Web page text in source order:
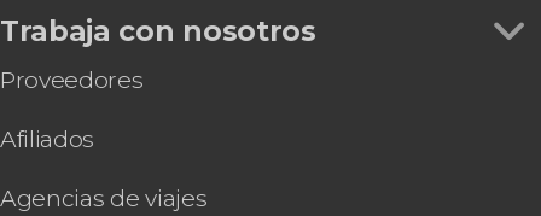
Trabaja con nosotros
Proveedores
Afiliados
Agencias de viajes